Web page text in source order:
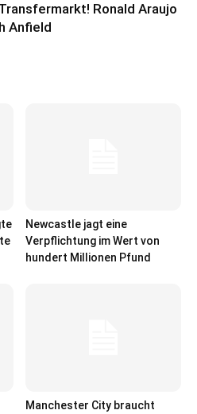
Ronald Araujo
Anfield
Newcastle jagt eine
Verpflichtung im Wert von
hundert Millionen Pfund
Manchester City braucht